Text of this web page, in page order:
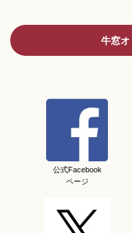
牛窓
公式Facebook
ページ